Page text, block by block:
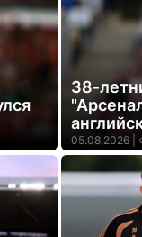
05.08.2026 |